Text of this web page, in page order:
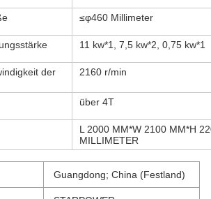
≤φ460 Millimeter
11 kw*1, 7,5 kw*2, 0,75 kw*1
der
2160 r/min
über 4T
L 2000 MM*W 2100 MM*H
MILLIMETER
Guangdong; China (Festland)